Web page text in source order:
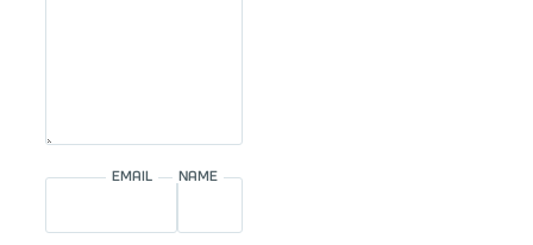
Name
Email